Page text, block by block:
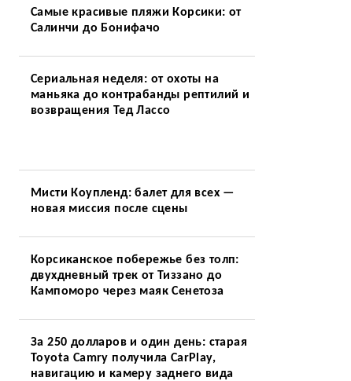
Самые красивые пляжи Корсики: от
Салинчи до Бонифачо
Сериальная неделя: от охоты на
маньяка до контрабанды рептилий и
возвращения Тед Лассо
Мисти Коупленд: балет для всех —
новая миссия после сцены
Корсиканское побережье без толп:
двухдневный трек от Тиззано до
Кампоморо через маяк Сенетоза
За 250 долларов и один день: старая
Toyota Camry получила CarPlay,
навигацию и камеру заднего вида